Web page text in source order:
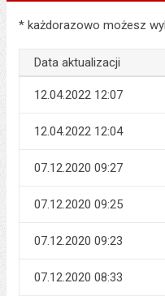
Rejestr zmian treści
* każdorazowo możesz
Data aktualizacji
12.04.2022 12:07
12.04.2022 12:04
07.12.2020 09:27
07.12.2020 09:25
07.12.2020 09:23
07.12.2020 08:33